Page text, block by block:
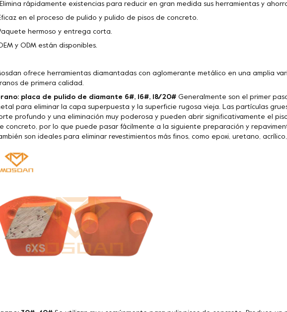
rápidamente existencias para reducir en gran medida sus herramientas y
en el proceso de pulido y pulido de pisos de concreto.
hermoso y entrega corta.
y ODM están disponibles.
ofrece herramientas diamantadas con aglomerante metálico en una amplia
de primera calidad.
placa de pulido de diamante 6#, 16#, 18/20# Generalmente son el primer
para eliminar la capa superpuesta y la superficie rugosa vieja. Las partículas
profundo y una eliminación muy poderosa y pueden abrir significativamente el
concreto, por lo que puede pasar fácilmente a la siguiente preparación y
son ideales para eliminar revestimientos más finos, como epoxi, uretano,